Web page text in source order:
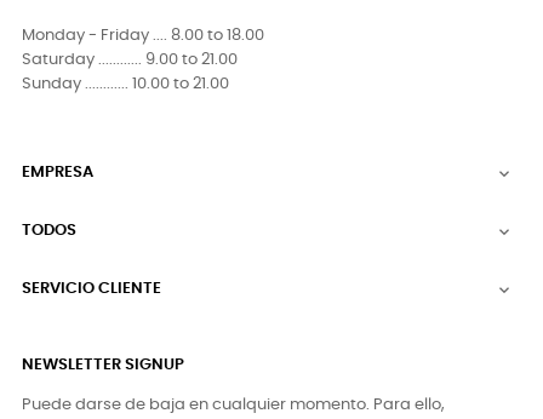
Monday - Friday .... 8.00 to 18.00
Saturday ............ 9.00 to 21.00
Sunday ............ 10.00 to 21.00
EMPRESA 
TODOS 
SERVICIO CLIENTE 
NEWSLETTER SIGNUP
Puede darse de baja en cualquier momento. Para ello,